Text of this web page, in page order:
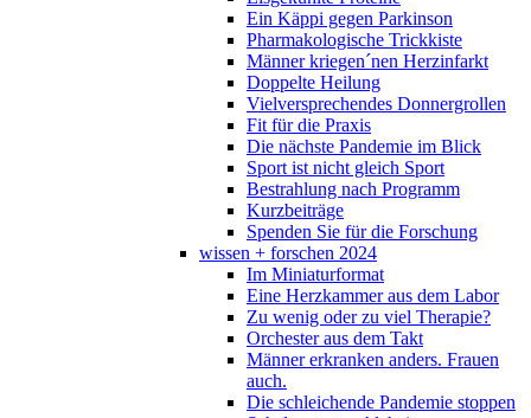
Ein Käppi gegen Parkinson
Pharmakologische Trickkiste
Männer kriegen´nen Herzinfarkt
Doppelte Heilung
Vielversprechendes Donnergrollen
Fit für die Praxis
Die nächste Pandemie im Blick
Sport ist nicht gleich Sport
Bestrahlung nach Programm
Kurzbeiträge
Spenden Sie für die Forschung
wissen + forschen 2024
Im Miniaturformat
Eine Herzkammer aus dem Labor
Zu wenig oder zu viel Therapie?
Orchester aus dem Takt
Männer erkranken anders. Frauen
auch.
Die schleichende Pandemie stoppen